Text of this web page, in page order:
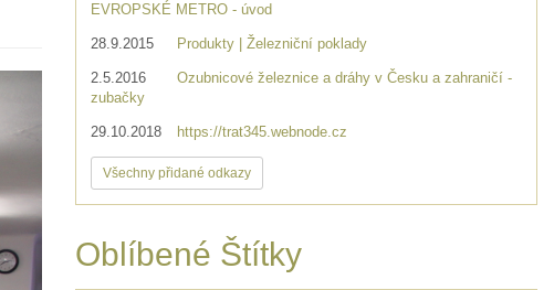
EVROPSKÉ METRO - úvod
28.9.2015 Produkty | Železniční poklady
2.5.2016
Ozubnicové železnice a dráhy v Česku a zahraničí -
zubačky
29.10.2018 https://trat345.webnode.cz
Všechny přidané odkazy
Oblíbené Štítky